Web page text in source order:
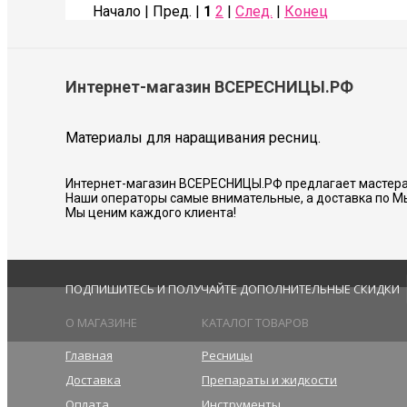
Начало | Пред. | 1 2 След. Конец
Интернет-магазин ВСЕРЕСНИЦЫ.РФ
Материалы для наращивания ресниц.
Интернет-магазин ВСЕРЕСНИЦЫ.РФ предлагает
Наши операторы самые внимательные, а доставка по
Мы ценим каждого клиента!
ПОДПИШИТЕСЬ И ПОЛУЧАЙТЕ ДОПОЛНИТЕЛЬНЫЕ СКИДКИ
О МАГАЗИНЕ
Главная
Доставка
КАТАЛОГ ТОВАРОВ
Ресницы
Препараты и жидкости